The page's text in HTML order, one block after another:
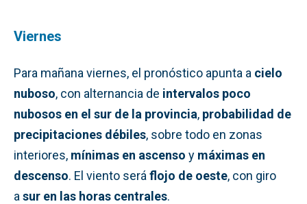
Viernes
Para mañana viernes, el pronóstico apunta a cielo
nuboso, con alternancia de intervalos poco
nubosos en el sur de la provincia, probabilidad de
precipitaciones débiles, sobre todo en zonas
interiores, mínimas en ascenso y máximas en
descenso. El viento será flojo de oeste, con giro
a sur en las horas centrales.